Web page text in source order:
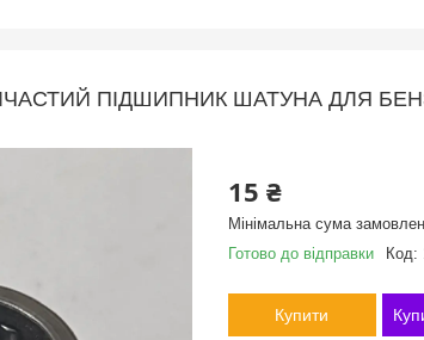
ПІДШИПНИК ШАТУНА ДЛЯ
15 ₴
Мінімальна сума
Готово до відправки
Код:
Купити